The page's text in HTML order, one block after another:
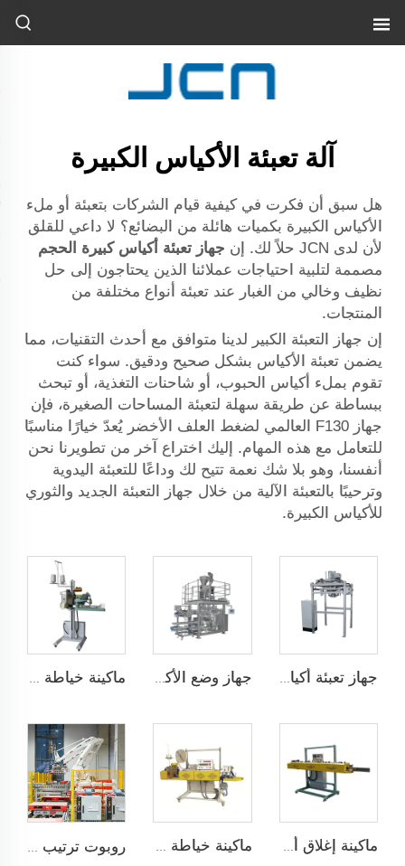
آلة تعبئة الأكياس الكبيرة
هل سبق أن فكرت في كيفية قيام الشركات بتعبئة أو ملء
الأكياس الكبيرة بكميات هائلة من البضائع؟ لا داعي للقلق
لأن لدى JCN حلاً لك. إن
جهاز تعبئة أكياس كبيرة الحجم
مصممة لتلبية احتياجات عملائنا الذين يحتاجون إلى حل
نظيف وخالي من الغبار عند تعبئة أنواع مختلفة من
المنتجات.
إن جهاز التعبئة الكبير لدينا متوافق مع أحدث التقنيات، مما
يضمن تعبئة الأكياس بشكل صحيح ودقيق. سواء كنت
تقوم بملء أكياس الحبوب، أو شاحنات التغذية، أو تبحث
ببساطة عن طريقة سهلة لتعبئة المساحات الصغيرة، فإن
جهاز F130 العالمي لضغط العلف الأخضر يُعدّ خيارًا مناسبًا
للتعامل مع هذه المهام. إليك اختراع آخر من تطويرنا نحن
أنفسنا، وهو بلا شك نعمة تتيح لك وداعًا للتعبئة اليدوية
وترحيبًا بالتعبئة الآلية من خلال جهاز التعبئة الجديد والثوري
للأكياس الكبيرة.
جهاز تعبئة أكياس كبيرة الحجم جهاز وضع الأكياس تلقائيًا بسرعة عالية JCN-G1-2G-1 ماكينة خياطة طي الأكياس